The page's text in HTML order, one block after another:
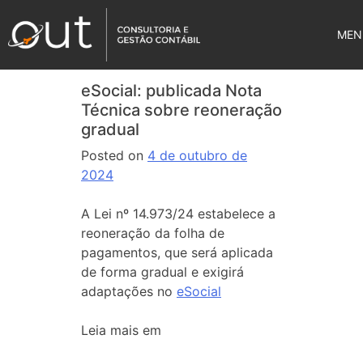
eSocial: publicada Nota
Técnica sobre reoneração
gradual
Posted on 4 de outubro de
2024
A Lei nº 14.973/24 estabelece a
reoneração da folha de
pagamentos, que será aplicada
de forma gradual e exigirá
adaptações no eSocial
Leia mais em